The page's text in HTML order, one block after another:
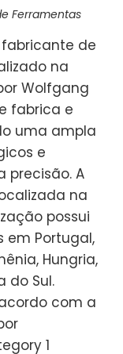
Ferramentas
fabricante de
na
Wolfgang
fabrica e
uma ampla
e
precisão. A
na
possui
em Portugal,
Hungria,
do Sul.
com a
1